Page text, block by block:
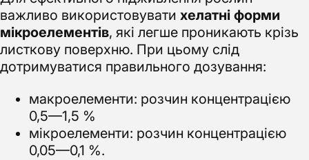
важливо використовувати хелатні форми
мікроелементів, які легше проникають крізь
листкову поверхню. При цьому слід
дотримуватися правильного дозування:
макроелементи: розчин концентрацією
0,5—1,5 %
мікроелементи: розчин концентрацією
0,05—0,1 %.